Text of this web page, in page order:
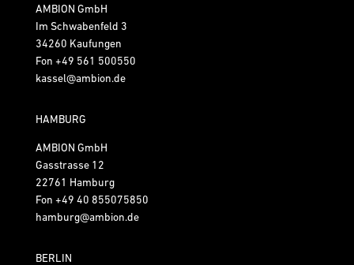
AMBION GmbH
Im Schwabenfeld 3
34260 Kaufungen
Fon +49 561 500550
kassel@ambion.de
HAMBURG
AMBION GmbH
Gasstrasse 12
22761 Hamburg
Fon +49 40 855075850
hamburg@ambion.de
BERLIN